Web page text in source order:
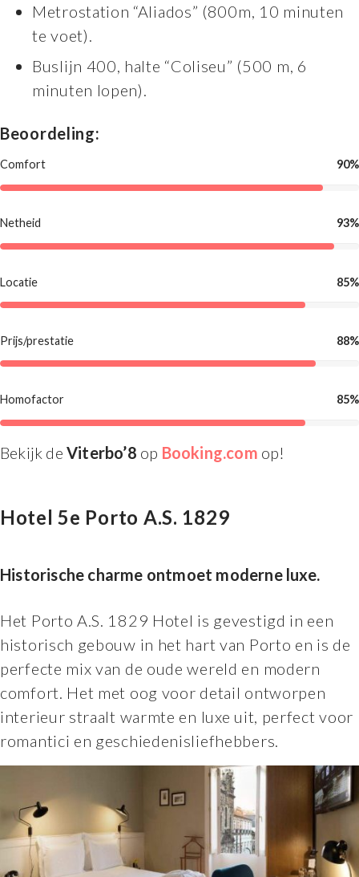
Metrostation “Aliados” (800m, 10 minuten
te voet).
Buslijn 400, halte “Coliseu” (500 m, 6
minuten lopen).
Beoordeling:
Comfort 90%
Netheid 93%
Locatie 85%
Prijs/prestatie 88%
Homofactor 85%
Bekijk de Viterbo’8 op Booking.com op!
Hotel 5e Porto A.S. 1829
Historische charme ontmoet moderne luxe.
Het Porto A.S. 1829 Hotel is gevestigd in een
historisch gebouw in het hart van Porto en is de
perfecte mix van de oude wereld en modern
comfort. Het met oog voor detail ontworpen
interieur straalt warmte en luxe uit, perfect voor
romantici en geschiedenisliefhebbers.